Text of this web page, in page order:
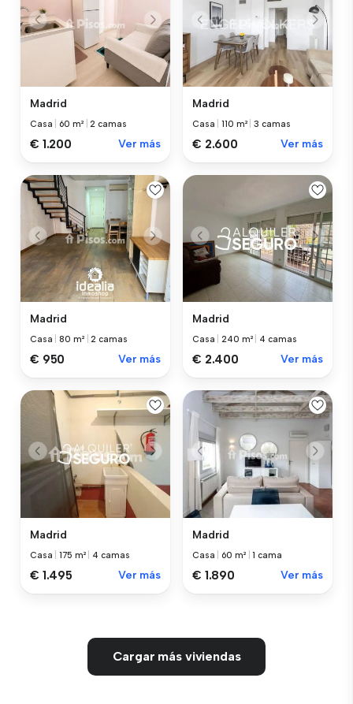
Madrid
Casa 60 m² |2 camas
€ 1.200 Ver más
Madrid
Casa |110 m² |3 camas
€ 2.600 Ver más
Madrid
Casa |80 m² |2 camas
€ 950 Ver más
Madrid
Casa |240 m² 4 camas
€ 2.400 Ver más
Madrid
Casa |175 m² 4 camas
€ 1.495 Ver más
Madrid
Casa 60 m² |1 cama
€ 1.890 Ver más
Cargar más viviendas